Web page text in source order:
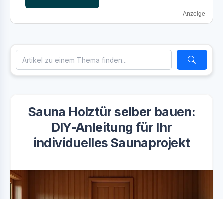
Anzeige
Sauna Holztür selber bauen:
DIY-Anleitung für Ihr
individuelles Saunaprojekt